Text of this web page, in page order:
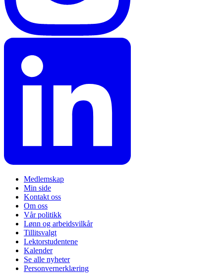
Medlemskap
Min side
Kontakt oss
Om oss
Vår politikk
Lønn og arbeidsvilkår
Tillitsvalgt
Lektorstudentene
Kalender
Se alle nyheter
Personvernerklæring